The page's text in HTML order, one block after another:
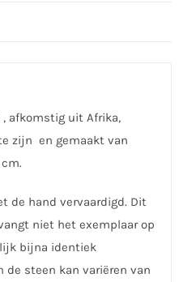
, afkomstig uit Afrika,
zijn en gemaakt van
de hand vervaardigd. Dit
niet het exemplaar op
bijna identiek
de steen kan variëren van